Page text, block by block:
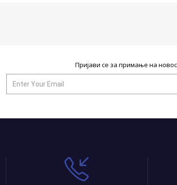
Пријави се за примање на